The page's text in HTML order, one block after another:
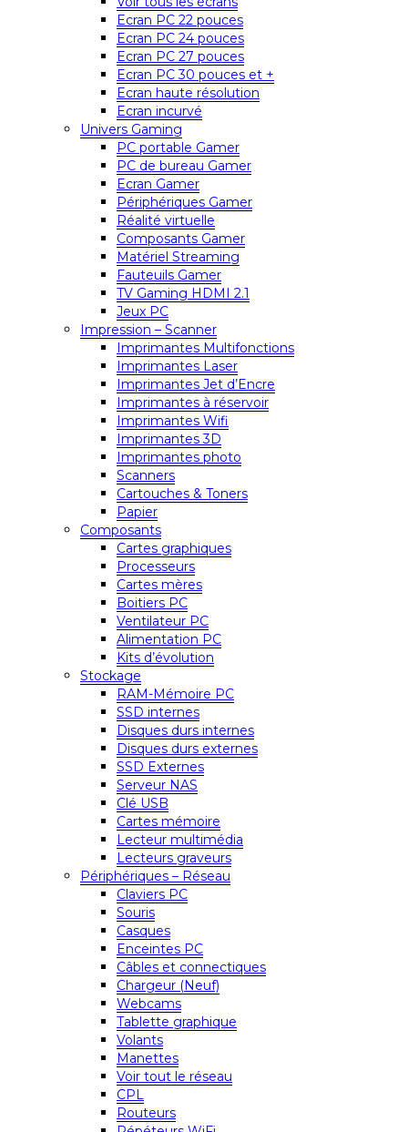
Ecran PC 22 pouces
Ecran PC 24 pouces
Ecran PC 27 pouces
Ecran PC 30 pouces et +
Ecran haute résolution
Ecran incurvé
Univers Gaming
PC portable Gamer
PC de bureau Gamer
Ecran Gamer
Périphériques Gamer
Réalité virtuelle
Composants Gamer
Matériel Streaming
Fauteuils Gamer
TV Gaming HDMI 2.1
Jeux PC
Impression – Scanner
Imprimantes Multifonctions
Imprimantes Laser
Imprimantes Jet d’Encre
Imprimantes à réservoir
Imprimantes Wifi
Imprimantes 3D
Imprimantes photo
Scanners
Cartouches & Toners
Papier
Composants
Cartes graphiques
Processeurs
Cartes mères
Boitiers PC
Ventilateur PC
Alimentation PC
Kits d’évolution
Stockage
RAM-Mémoire PC
SSD internes
Disques durs internes
Disques durs externes
SSD Externes
Serveur NAS
Clé USB
Cartes mémoire
Lecteur multimédia
Lecteurs graveurs
Périphériques – Réseau
Claviers PC
Souris
Casques
Enceintes PC
Câbles et connectiques
Chargeur (Neuf)
Webcams
Tablette graphique
Volants
Manettes
Voir tout le réseau
CPL
Routeurs